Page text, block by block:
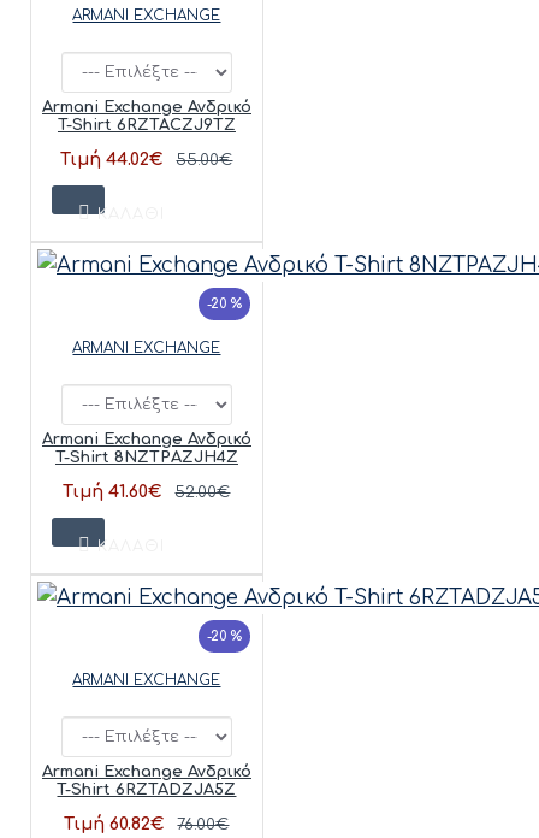
ARMANI EXCHANGE
Armani Exchange Ανδρικό
T-Shirt 6RZTACZJ9TZ
Τιμή 44.02€ 55.00€
ΚΑΛΆΘΙ
-20 %
ARMANI EXCHANGE
Armani Exchange Ανδρικό
T-Shirt 8NZTPAZJH4Z
Τιμή 41.60€ 52.00€
ΚΑΛΆΘΙ
-20 %
ARMANI EXCHANGE
Armani Exchange Ανδρικό
T-Shirt 6RZTADZJA5Z
Τιμή 60.82€ 76.00€